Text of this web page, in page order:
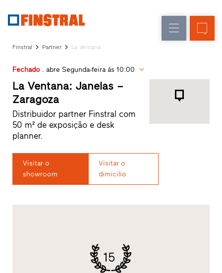
de
entrada
Envidraçados
nova
para
arquitetos
Finstral
Partner
Procura
de
Acessos
rápidos
Finstral Partner La Ventana
Fechado. abre Segunda-feira ás 10:00
La Ventana: Janelas –
Zaragoza
Distribuidor partner Finstral com
50 m² de exposição e desk
planner.
Visitar o
showroom
Visitar o
dimicilio
15